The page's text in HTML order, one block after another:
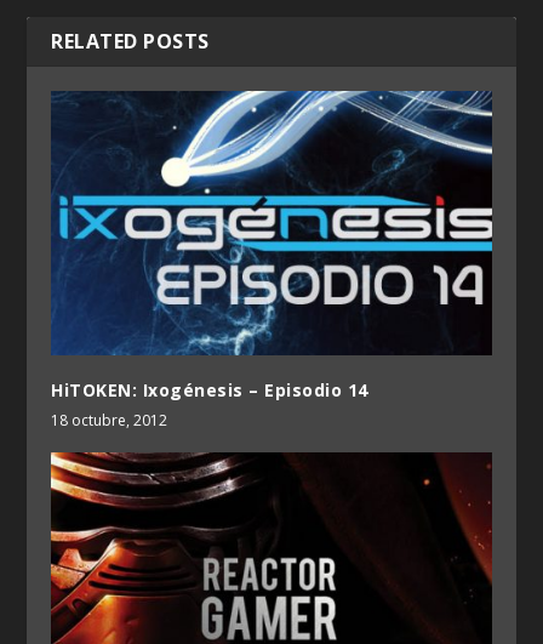
RELATED POSTS
HiTOKEN: Ixogénesis – Episodio 14
18 octubre, 2012